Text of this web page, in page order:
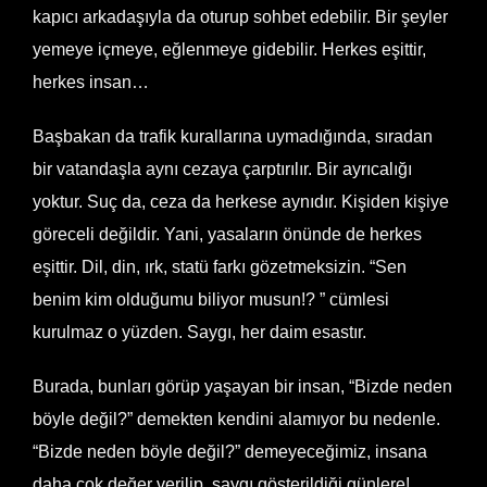
kapıcı arkadaşıyla da oturup sohbet edebilir. Bir şeyler
yemeye içmeye, eğlenmeye gidebilir. Herkes eşittir,
herkes insan…
Başbakan da trafik kurallarına uymadığında, sıradan
bir vatandaşla aynı cezaya çarptırılır. Bir ayrıcalığı
yoktur. Suç da, ceza da herkese aynıdır. Kişiden kişiye
göreceli değildir. Yani, yasaların önünde de herkes
eşittir. Dil, din, ırk, statü farkı gözetmeksizin. “Sen
benim kim olduğumu biliyor musun!? ” cümlesi
kurulmaz o yüzden. Saygı, her daim esastır.
Burada, bunları görüp yaşayan bir insan, “Bizde neden
böyle değil?” demekten kendini alamıyor bu nedenle.
“Bizde neden böyle değil?” demeyeceğimiz, insana